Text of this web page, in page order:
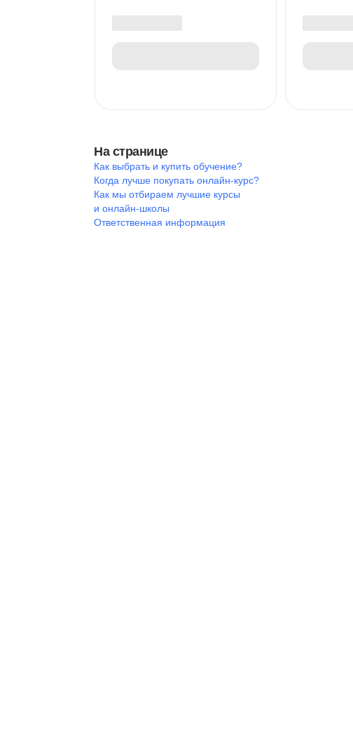
На странице
Как выбрать и купить обучение?
Когда лучше покупать онлайн-курс?
Как мы отбираем лучшие курсы
и онлайн-школы
Ответственная информация